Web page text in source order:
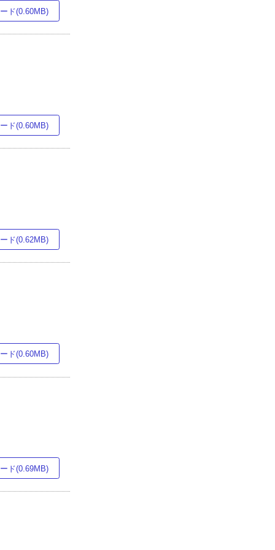
ド(0.60MB)
ド(0.60MB)
ド(0.62MB)
ド(0.60MB)
ド(0.69MB)